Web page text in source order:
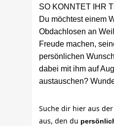
SO KONNTET IHR
Du möchtest einem
Obdachlosen an
Freude machen,
persönlichen
dabei mit ihm auf
austauschen?
Suche dir hier aus
aus, den du